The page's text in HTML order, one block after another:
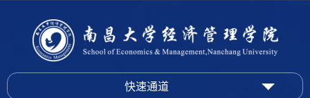
快速通道